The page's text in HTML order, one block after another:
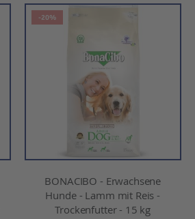
-20%
BONACIBO - Erwachsene
Hunde - Lamm mit Reis -
Trockenfutter - 15 kg